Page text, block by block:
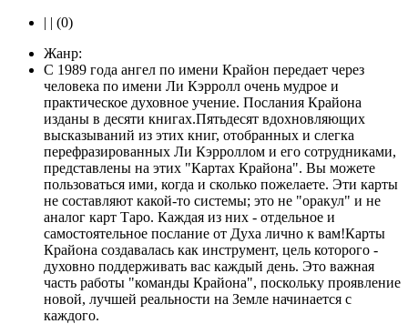
| | (0)
Жанр:
С 1989 года ангел по имени Крайон передает через
человека по имени Ли Кэрролл очень мудрое и
практическое духовное учение. Послания Крайона
изданы в десяти книгах.Пятьдесят вдохновляющих
высказываний из этих книг, отобранных и слегка
перефразированных Ли Кэрроллом и его сотрудниками,
представлены на этих "Картах Крайона". Вы можете
пользоваться ими, когда и сколько пожелаете. Эти карты
не составляют какой-то системы; это не "оракул" и не
аналог карт Таро. Каждая из них - отдельное и
самостоятельное послание от Духа лично к вам!Карты
Крайона создавалась как инструмент, цель которого -
духовно поддерживать вас каждый день. Это важная
часть работы "команды Крайона", поскольку проявление
новой, лучшей реальности на Земле начинается с
каждого.